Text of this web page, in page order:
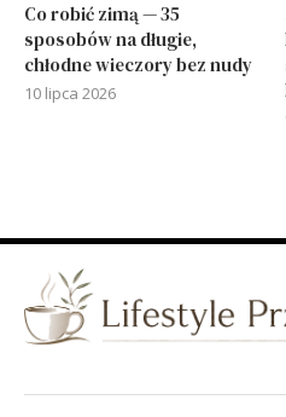
Co robić zimą — 35
sposobów na długie,
chłodne wieczory bez nudy
10 lipca 2026